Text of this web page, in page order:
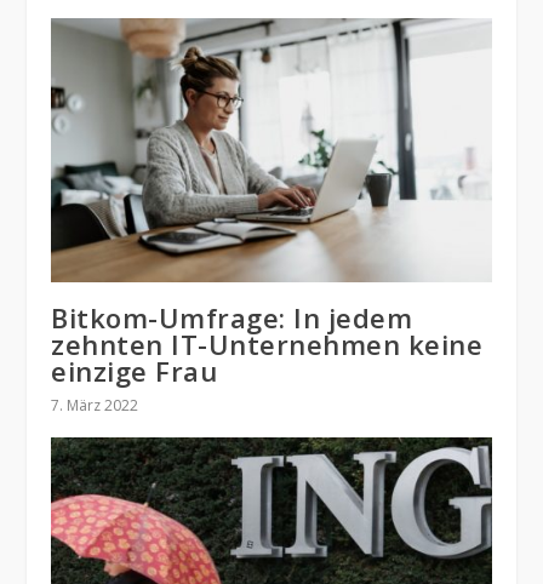
Bitkom-Umfrage: In jedem
zehnten IT-Unternehmen keine
einzige Frau
7. März 2022